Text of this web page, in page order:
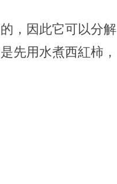
，因此它可以分解
先用水煮西紅柿，